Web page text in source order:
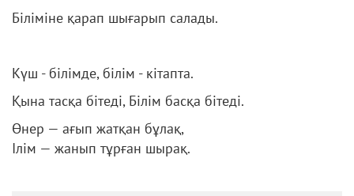
Біліміне қарап шығарып салады.
Күш - білімде, білім - кітапта.
Қына тасқа бітеді, Білім басқа бітеді.
Өнер — ағып жатқан бұлақ,
Ілім — жанып тұрған шырақ.